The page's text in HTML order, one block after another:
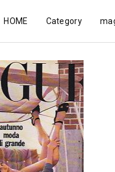
HOME Category